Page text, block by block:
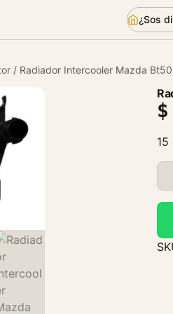
¿Sos
/ Radiador Intercooler Mazda
$
R
a
d
a
d